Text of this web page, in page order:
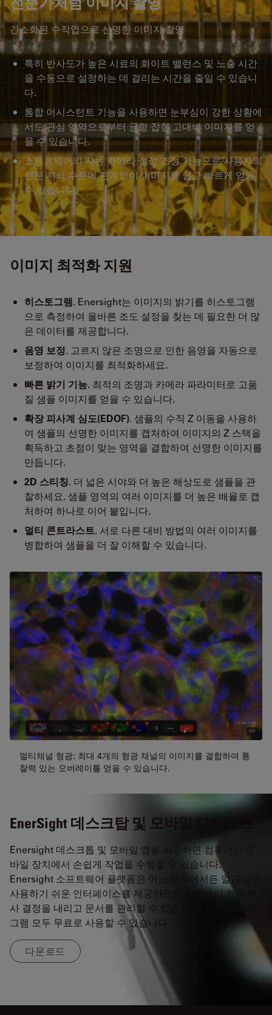
간소화된 수작업으로 선명한 이미지 촬영
특히 반사도가 높은 시료의 화이트 밸런스 및 노출 시간
을 수동으로 설정하는 데 걸리는 시간을 줄일 수 있습니
다.
통합 어시스턴트 기능을 사용하면 눈부심이 강한 상황에
서도 관심 영역으로부터 균형 잡힌 고대비 이미지를 얻
을 수 있습니다.
소프트웨어의 자동 카메라 설정 조정 기능으로 사용자의
전문 지식 수준에 관계없이 이미지를 쉽고 빠르게 얻을
수 있습니다.
이미지 최적화 지원
히스토그램. Enersight는 이미지의 밝기를 히스토그램
으로 측정하여 올바른 조도 설정을 찾는 데 필요한 더 많
은 데이터를 제공합니다.
음영 보정. 고르지 않은 조명으로 인한 음영을 자동으로
보정하여 이미지를 최적화하세요.
빠른 밝기 기능. 최적의 조명과 카메라 파라미터로 고품
질 샘플 이미지를 얻을 수 있습니다.
확장 피사계 심도(EDOF). 샘플의 수직 Z 이동을 사용하
여 샘플의 선명한 이미지를 캡처하여 이미지의 Z 스택을
획득하고 초점이 맞는 영역을 결합하여 선명한 이미지를
만듭니다.
2D 스티칭. 더 넓은 시야와 더 높은 해상도로 샘플을 관
찰하세요. 샘플 영역의 여러 이미지를 더 높은 배율로 캡
처하여 하나로 이어 붙입니다.
멀티 콘트라스트. 서로 다른 대비 방법의 여러 이미지를
병합하여 샘플을 더 잘 이해할 수 있습니다.
멀티채널 형광: 최대 4개의 형광 채널의 이미지를 결합하여 통
찰력 있는 오버레이를 얻을 수 있습니다.
EnerSight 데스크탑 및 모바일 다운로드
Enersight 데스크톱 및 모바일 앱을 사용하면 컴퓨터나 모
바일 장치에서 손쉽게 작업을 수행할 수 있습니다.
Enersight 소프트웨어 플랫폼은 어느 장치에서든 일관되고
사용하기 쉬운 인터페이스를 제공하므로 팀원들이 쉽게 의
사 결정을 내리고 문서를 관리할 수 있습니다. 두 응용 프로
그램 모두 무료로 사용할 수 있습니다.
다운로드